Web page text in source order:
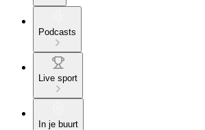
Podcasts
Live sport
In je buurt